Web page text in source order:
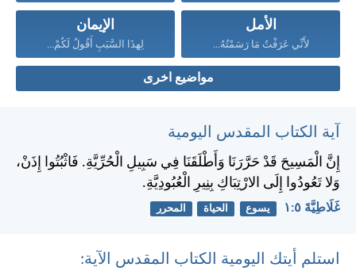
الأمل
لأَنِّي عَرَفْتُ مَا رَسَمْتُهُ...
الإيمان
لِهذَا السَّبَبِ أَقُولُ لَكُمْ...
مواضيع اخرى
آية الكتاب المقدس اليومية
إِنَّ الْمَسِيحَ قَدْ حَرَّرَنَا وَأَطْلَقَنَا فِي سَبِيلِ الْحُرِّيَّةِ. فَاثْبُتُوا إِذَنْ،
وَلا تَعُودُوا إِلَى الارْتِبَاكِ بِنِيرِ الْعُبُودِيَّةِ.
غَلَاطِيَّةَ ٥:‏١ يسوع الحياة المحرر
استلم أيتك اليومية الكتاب المقدس الآية: